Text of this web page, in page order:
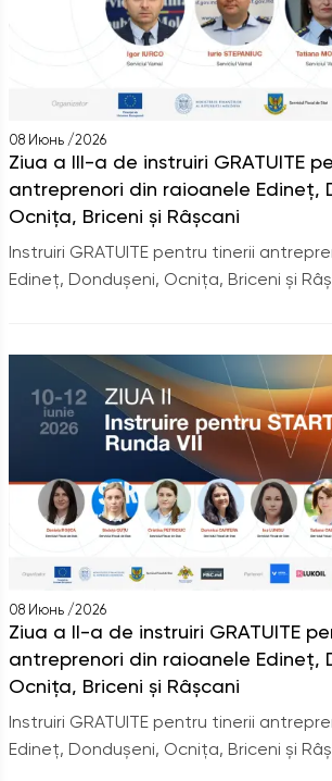
08 Июнь /2026
Ziua a III-a de instruiri GRATUITE
antreprenori din raioanele Edineț,
Ocnița, Briceni și Râșcani
Instruiri GRATUITE pentru tinerii
Edineț, Dondușeni, Ocnița, Briceni și
08 Июнь /2026
Ziua a II-a de instruiri GRATUITE
antreprenori din raioanele Edineț,
Ocnița, Briceni și Râșcani
Instruiri GRATUITE pentru tinerii
Edineț, Dondușeni, Ocnița, Briceni și